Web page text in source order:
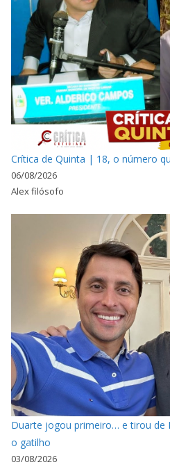
Crítica de Quinta | 18, o número
06/08/2026
Alex filósofo
Duarte jogou primeiro… e tirou de
o gatilho
03/08/2026